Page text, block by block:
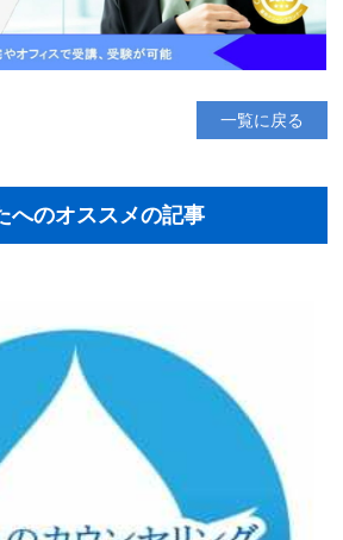
一覧に戻る
へのオススメの記事